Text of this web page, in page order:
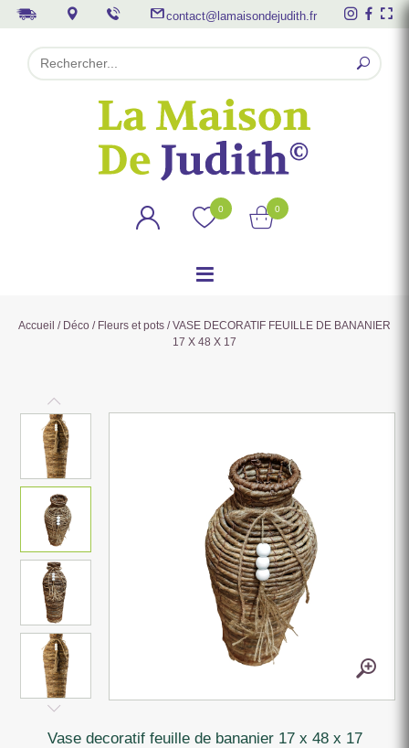
contact@lamaisondejudith.fr
0 0
Accueil / Déco / Fleurs et pots / VASE DECORATIF FEUILLE DE BANANIER
17 X 48 X 17
vase decoratif feuille de bananier 17 x 48 x 17